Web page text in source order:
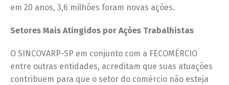
em 20 anos, 3,6 milhões foram novas ações.
Setores Mais Atingidos por Ações Trabalhistas
O SINCOVARP-SP em conjunto com a FECOMÉRCIO
entre outras entidades, acreditam que suas atuações
contribuem para que o setor do comércio não esteja